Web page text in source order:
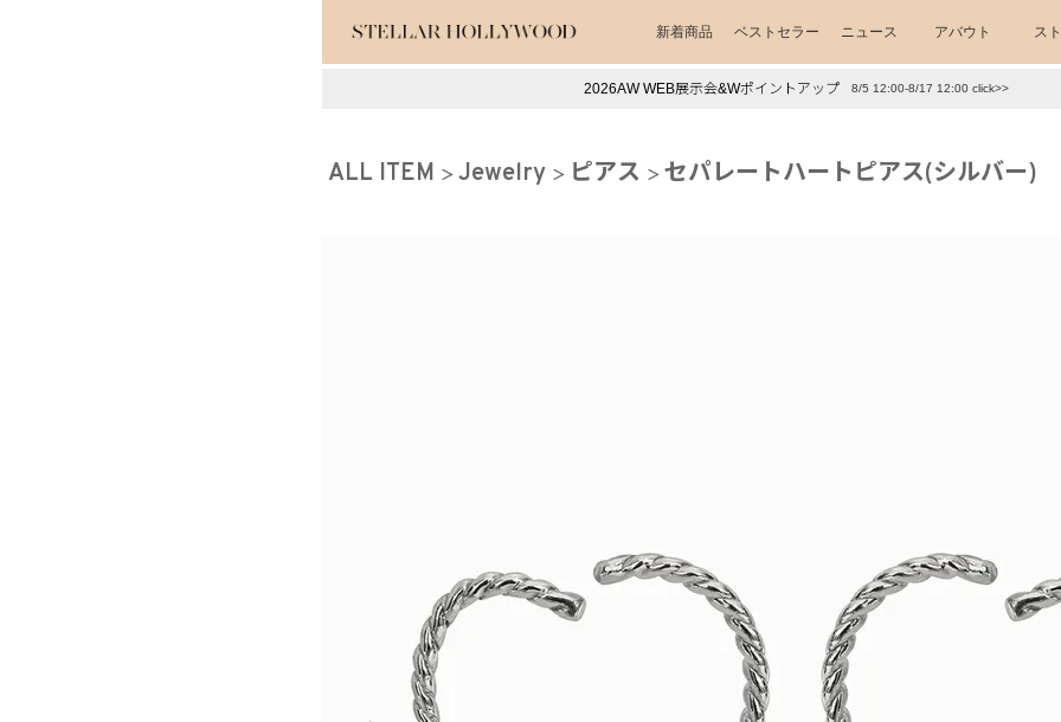
新着商品 ベストセラー ニュース アバウト ス
#スタッフイチ押し（通勤パールアクセ） ＃写真映えアクセ
2026AW WEB展示会&Wポイントアップ 8/5 12:00-8/17 12:00 click>>
ALL ITEM Jewelry ピアス セパレートハートピアス(シルバー)